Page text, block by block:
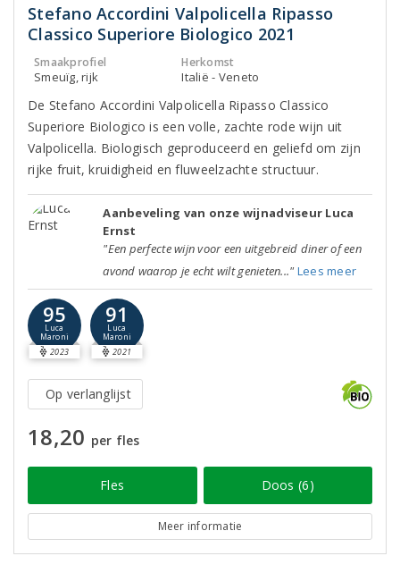
Stefano Accordini Valpolicella Ripasso
Classico Superiore Biologico 2021
Smaakprofiel
Smeuïg, rijk
Herkomst
Italië - Veneto
De Stefano Accordini Valpolicella Ripasso Classico
Superiore Biologico is een volle, zachte rode wijn uit
Valpolicella. Biologisch geproduceerd en geliefd om zijn
rijke fruit, kruidigheid en fluweelzachte structuur.
Aanbeveling van onze wijnadviseur Luca
Ernst
"Een perfecte wijn voor een uitgebreid diner of een
avond waarop je echt wilt genieten..." Lees meer
95
Luca
Maroni
2023
91
Luca
Maroni
2021
Op verlanglijst
18,20 per fles
Fles Doos (6)
Meer informatie